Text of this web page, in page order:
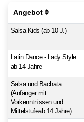
Angebot
Salsa Kids (ab 10 J.)
Latin Dance - Lady Style
ab 14 Jahre
Salsa und Bachata
(Anfänger mit
Vorkenntnissen und
Mittelstufeab 14 Jahre)